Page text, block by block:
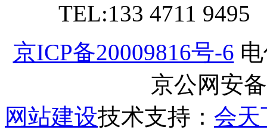
TEL:133 4711
京ICP备20009816号-6
京公网安
网站建设技术支持： 会天